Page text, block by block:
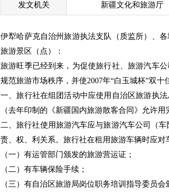
发文机关 新疆文化和旅游厅
伊犁哈萨克自治州旅游执法支队（质监所）、
旅游景区（点）：
旅游旺季已经到来，为促使旅行社、旅游汽车
规范旅游市场秩序，并使2007年“白玉城杯”双
一、旅行社在组团活动中应使用自治区旅游执
（去年印制的《新疆国内旅游散客合同》允许用
二、旅行社使用旅游汽车应与旅游汽车公司（
责、权、利关系。旅行社在租用旅游车辆时应对
（一）有运管部门颁发的旅游营运证；
（二）有车辆保险手续；
（三）有自治区旅游局岗位职务培训指导委员